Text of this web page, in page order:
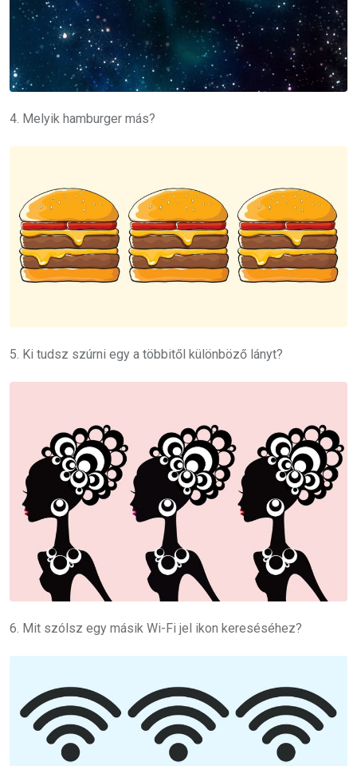
4. Melyik hamburger más?
5. Ki tudsz szúrni egy a többitől különböző lányt?
6. Mit szólsz egy másik Wi-Fi jel ikon kereséséhez?